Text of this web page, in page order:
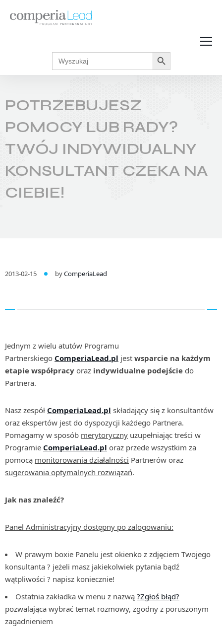
Strefa Wiedzy
Akcje promocyjne
Regulaminy
Search
for:
Search Button
POTRZEBUJESZ
POMOCY LUB RADY?
TWÓJ INDYWIDUALNY
KONSULTANT CZEKA NA
CIEBIE!
2013-02-15 byComperiaLead
Jednym z wielu atutów Programu
Partnerskiego ComperiaLead.pl jest wsparcie na każdym
etapie współpracy oraz indywidualne podejście do
Partnera.
Nasz zespół ComperiaLead.pl składający się z konsultantów
oraz ekspertów jest do dyspozycji każdego Partnera.
Pomagamy w sposób merytoryczny uzupełniając treści w
Programie ComperiaLead.pl oraz przede wszystkim za
pomocą monitorowania działalności Partnerów oraz
sugerowania optymalnych rozwiązań.
Jak nas znaleźć?
Panel Administracyjny dostępny po zalogowaniu:
W prawym boxie Panelu jest okienko z zdjęciem Twojego
konsultanta ? jeżeli masz jakiekolwiek pytania bądź
wątpliwości ? napisz koniecznie!
Ostatnia zakładka w menu z nazwą ?Zgłoś błąd?
pozwalająca wybrać temat rozmowy, zgodny z poruszonym
zagadnieniem